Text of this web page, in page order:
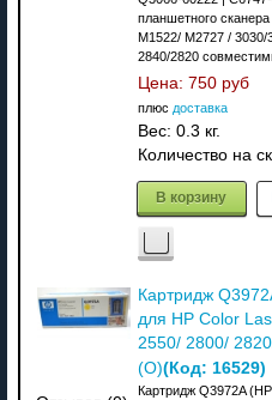
планшетного
M1522/ M2727 / 3030/
2840/2820
Цена: 750 руб
плюс доставка
Вес: 0.3 кг.
Количество на
В корзину
Картридж
для HP Color
2550/ 2800/
(О)(Код: 16529)
Картридж Q3972A